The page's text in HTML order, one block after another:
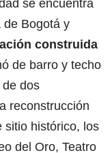
se encuentra
de Bogotá y
construida
de barro y techo
de dos
reconstrucción
sitio histórico, los
del Oro, Teatro